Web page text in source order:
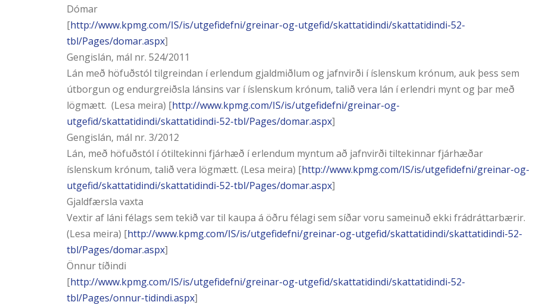
Dómar
[http://www.kpmg.com/IS/is/utgefidefni/greinar-og-utgefid/skattatidindi/skattatidindi-52-
tbl/Pages/domar.aspx]
Gengislán, mál nr. 524/2011
Lán með höfuðstól tilgreindan í erlendum gjaldmiðlum og jafnvirði í íslenskum krónum, auk þess sem
útborgun og endurgreiðsla lánsins var í íslenskum krónum, talið vera lán í erlendri mynt og þar með
lögmætt. (Lesa meira) [http://www.kpmg.com/IS/is/utgefidefni/greinar-og-
utgefid/skattatidindi/skattatidindi-52-tbl/Pages/domar.aspx]
Gengislán, mál nr. 3/2012
Lán, með höfuðstól í ótiltekinni fjárhæð í erlendum myntum að jafnvirði tiltekinnar fjárhæðar
íslenskum krónum, talið vera lögmætt. (Lesa meira) [http://www.kpmg.com/IS/is/utgefidefni/greinar-og-
utgefid/skattatidindi/skattatidindi-52-tbl/Pages/domar.aspx]
Gjaldfærsla vaxta
Vextir af láni félags sem tekið var til kaupa á öðru félagi sem síðar voru sameinuð ekki frádráttarbærir.
(Lesa meira) [http://www.kpmg.com/IS/is/utgefidefni/greinar-og-utgefid/skattatidindi/skattatidindi-52-
tbl/Pages/domar.aspx]
Önnur tíðindi
[http://www.kpmg.com/IS/is/utgefidefni/greinar-og-utgefid/skattatidindi/skattatidindi-52-
tbl/Pages/onnur-tidindi.aspx]